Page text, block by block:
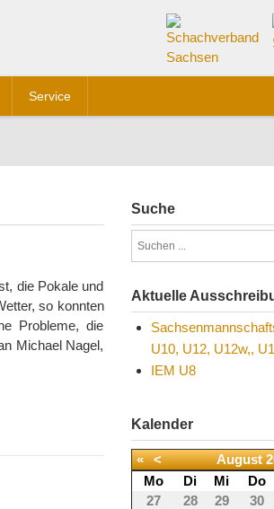
Service
die Pokale und
so konnten
Probleme, die
Michael Nagel,
Suche
Aktuelle
U10, U12, U12w,,
IEM U8
Kalender
« < August
Mo
Di Mi Do
27
28 29 30